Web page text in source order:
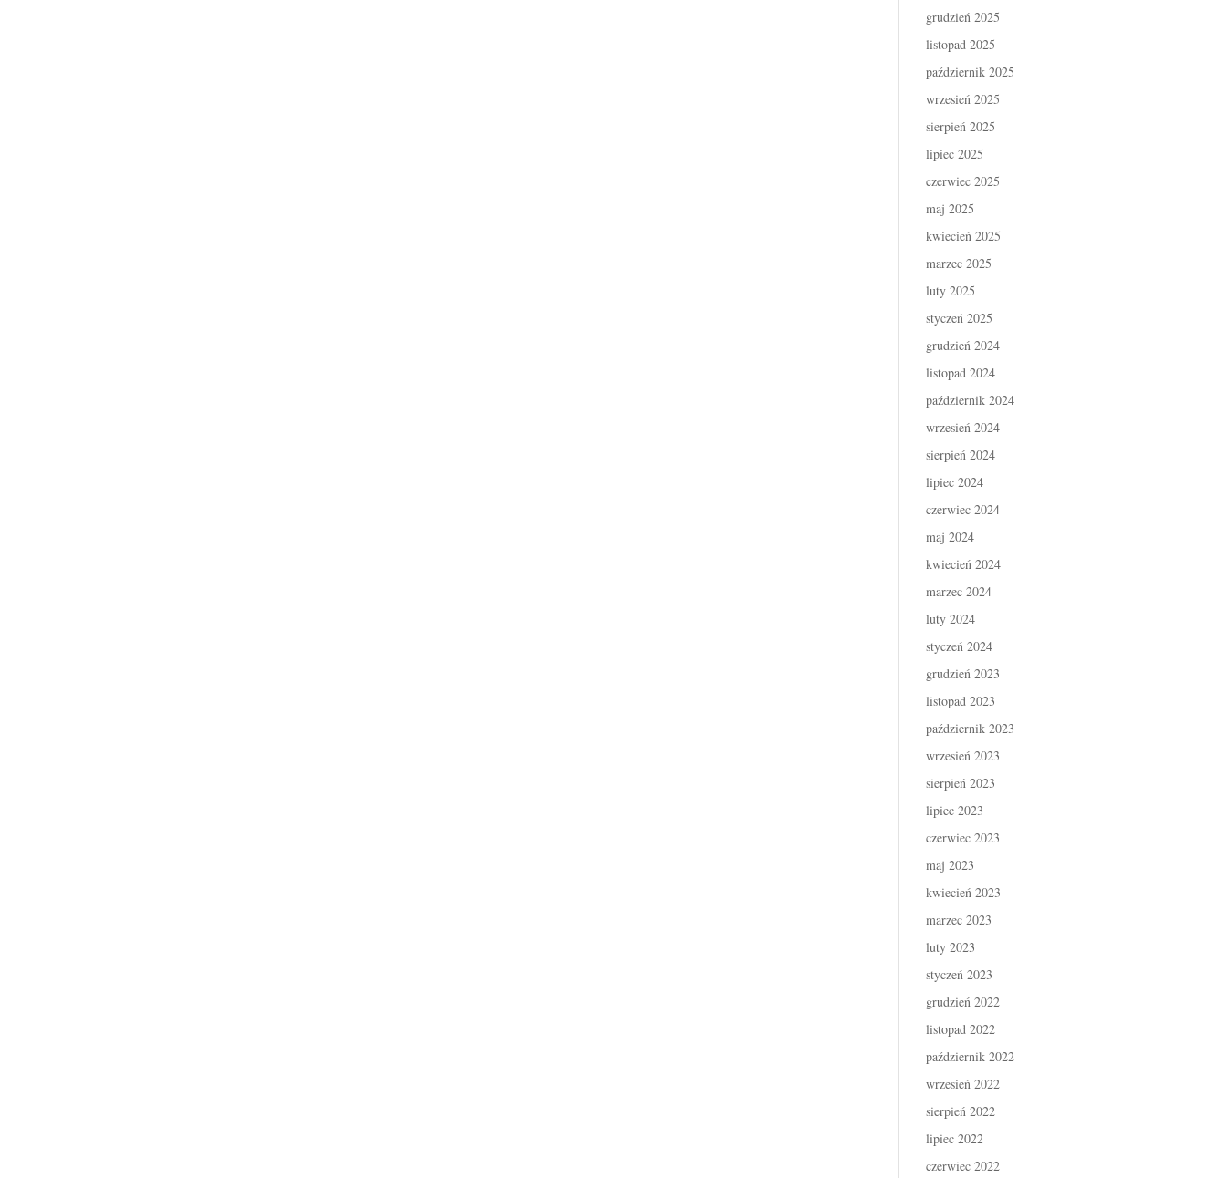
grudzień 2025
listopad 2025
październik 2025
wrzesień 2025
sierpień 2025
lipiec 2025
czerwiec 2025
maj 2025
kwiecień 2025
marzec 2025
luty 2025
styczeń 2025
grudzień 2024
listopad 2024
październik 2024
wrzesień 2024
sierpień 2024
lipiec 2024
czerwiec 2024
maj 2024
kwiecień 2024
marzec 2024
luty 2024
styczeń 2024
grudzień 2023
listopad 2023
październik 2023
wrzesień 2023
sierpień 2023
lipiec 2023
czerwiec 2023
maj 2023
kwiecień 2023
marzec 2023
luty 2023
styczeń 2023
grudzień 2022
listopad 2022
październik 2022
wrzesień 2022
sierpień 2022
lipiec 2022
czerwiec 2022